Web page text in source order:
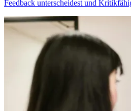
Feedback unterscheidest und